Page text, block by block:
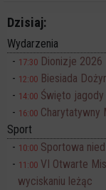
Dzisiaj:
Wydarzenia
17:30 Dionizje 2026
12:00 Biesiada
14:00 Święto
16:00 Charytatywny
Sport
10:00 Sportowa
11:00 VI Otwarte
wyciskaniu leżąc